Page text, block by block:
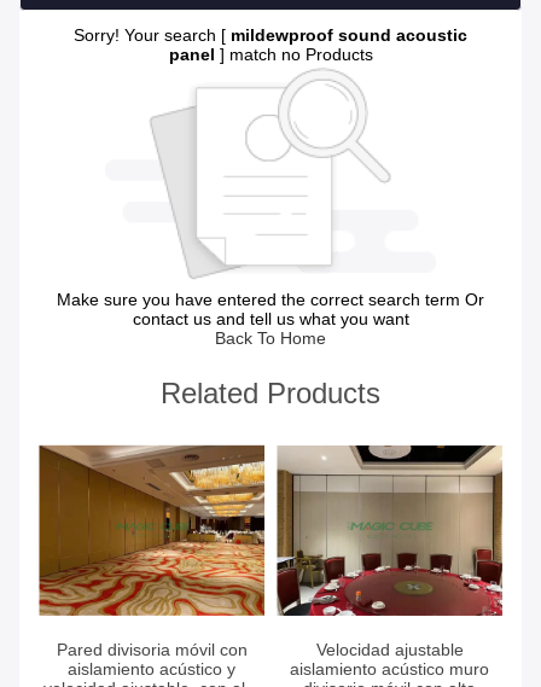
Sorry! Your search [ mildewproof sound acoustic
panel ] match no Products
Make sure you have entered the correct search term Or
contact us and tell us what you want
Back To Home
Related Products
Pared divisoria móvil con
aislamiento acústico y
Velocidad ajustable
aislamiento acústico muro